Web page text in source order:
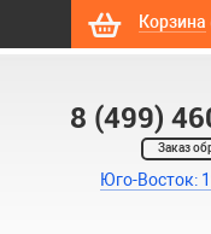
Корзина
8 (499)
Заказ
Юго-Восток: